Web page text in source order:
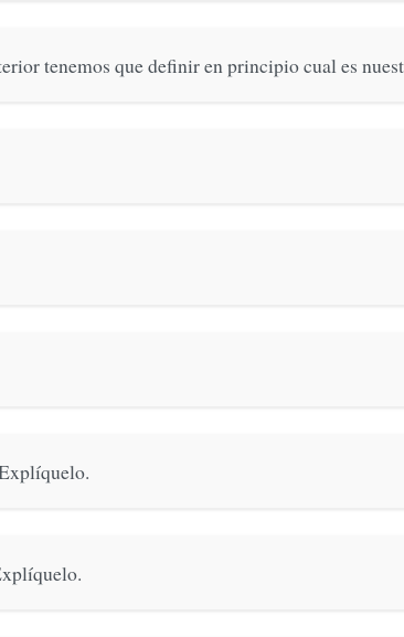
tenemos que definir en principio cual es